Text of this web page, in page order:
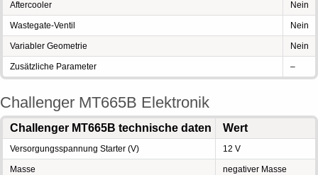
Aftercooler Nein
Wastegate-Ventil Nein
Variabler Geometrie Nein
Zusätzliche Parameter –
Challenger MT665B Elektronik
Challenger MT665B technische daten Wert
Versorgungsspannung Starter (V) 12 V
Masse negativer Masse